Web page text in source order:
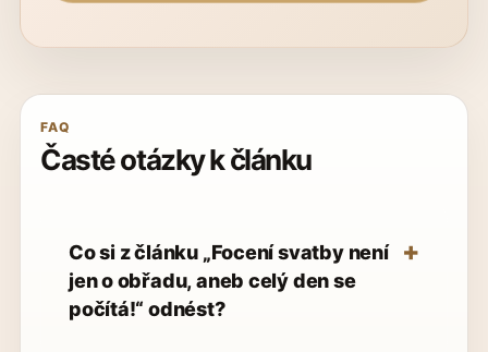
FAQ
Časté otázky k článku
Co si z článku „Focení svatby není
jen o obřadu, aneb celý den se
počítá!“ odnést?